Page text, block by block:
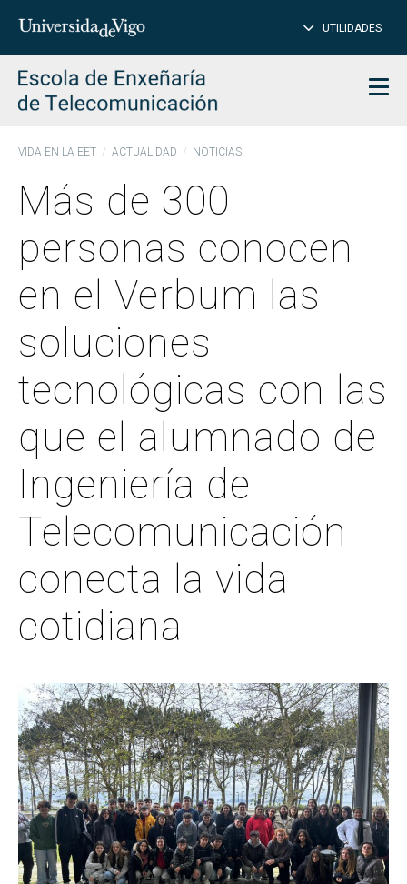
Insertar
para
buscar
UTILIDADES
VIDA EN LA EET ACTUALIDAD NOTICIAS
Más de 300
personas conocen
en el Verbum las
soluciones
tecnológicas con las
que el alumnado de
Ingeniería de
Telecomunicación
conecta la vida
cotidiana